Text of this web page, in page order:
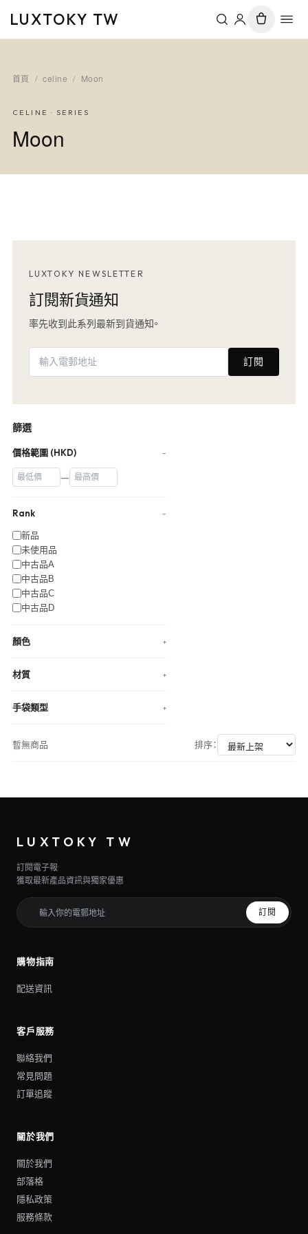
LUXTOKY TW
首頁 / celine / Moon
CELINE · SERIES
Moon
LUXTOKY NEWSLETTER
訂閱新貨通知
率先收到此系列最新到貨通知。
訂閱
篩選
價格範圍 (HKD) −
—
Rank −
新品
未使用品
中古品A
中古品B
中古品C
中古品D
顏色 +
材質 +
手袋類型 +
暫無商品 排序：
LUXTOKY TW
訂閱電子報
獲取最新產品資訊與獨家優惠
訂閱
購物指南
配送資訊
客戶服務
聯絡我們
常見問題
訂單追蹤
關於我們
關於我們
部落格
隱私政策
服務條款